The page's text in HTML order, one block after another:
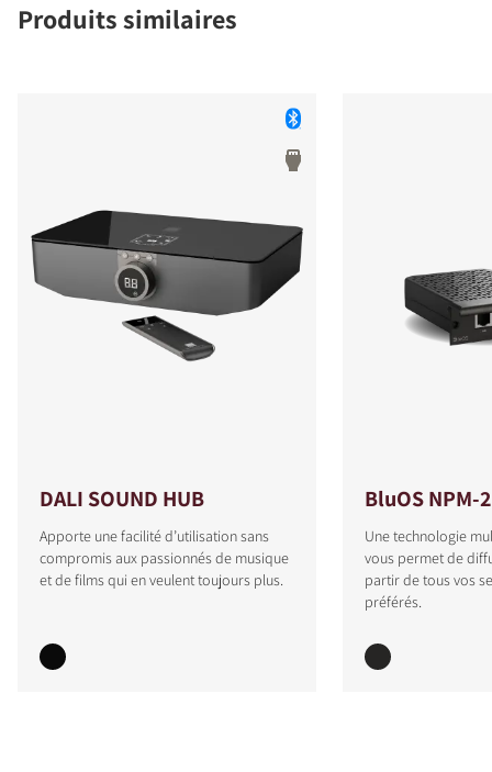
Produits similaires
DALI SOUND HUB
Apporte une facilité d’utilisation sans
compromis aux passionnés de musique
et de films qui en veulent toujours plus.
BluOS NPM-
Une technologie
vous permet de
partir de tous vos
préférés.